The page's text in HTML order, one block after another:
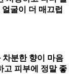
굴이 더 매끄럽
차분한 향이 마음
고 피부에 정말 좋